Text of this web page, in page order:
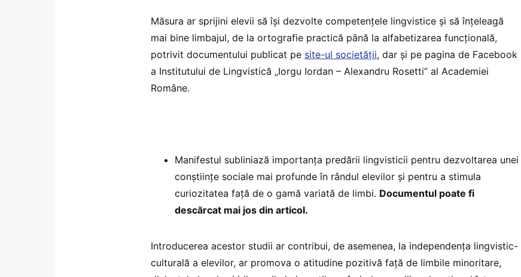
Măsura ar sprijini elevii să își dezvolte competențele lingvistice și să înțeleagă
mai bine limbajul, de la ortografie practică până la alfabetizarea funcțională,
potrivit documentului publicat pe site-ul societății, dar și pe pagina de Facebook
a Institutului de Lingvistică „Iorgu Iordan – Alexandru Rosetti” al Academiei
Române.
Manifestul subliniază importanța predării lingvisticii pentru dezvoltarea unei
conștiințe sociale mai profunde în rândul elevilor și pentru a stimula
curiozitatea față de o gamă variată de limbi. Documentul poate fi
descărcat mai jos din articol.
Introducerea acestor studii ar contribui, de asemenea, la independența lingvistic-
culturală a elevilor, ar promova o atitudine pozitivă față de limbile minoritare,